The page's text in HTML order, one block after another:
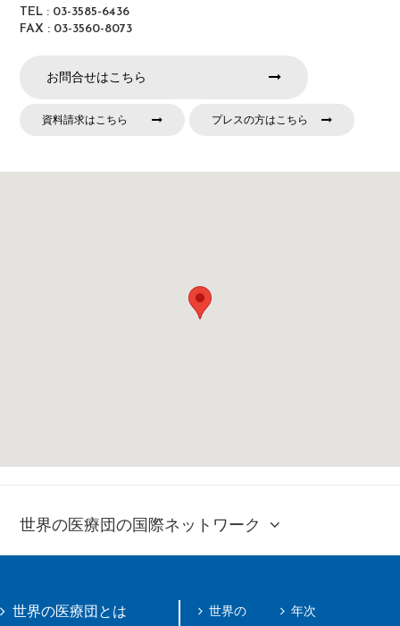
TEL : 03-3585-6436
FAX : 03-3560-8073
お問合せはこちら
資料請求はこちら プレスの方はこちら
世界の医療団の国際ネットワーク
世界の医療団とは 世界の 年次